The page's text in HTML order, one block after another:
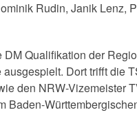
Rudin, Janik Lenz,
Qualifikation der
Dort trifft die
den NRW-Vizemeister
Baden-